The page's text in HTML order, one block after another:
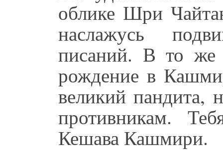
облике Шри
наслажусь
писаний. В то
рождение в
великий пандита,
противникам.
Кешава Кашмири.